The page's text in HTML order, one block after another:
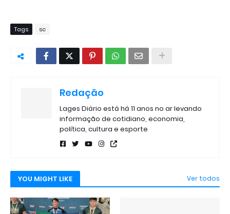
Tags sc
Redação
Lages Diário está há 11 anos no ar levando
informação de cotidiano, economia,
política, cultura e esporte
YOU MIGHT LIKE Ver todos